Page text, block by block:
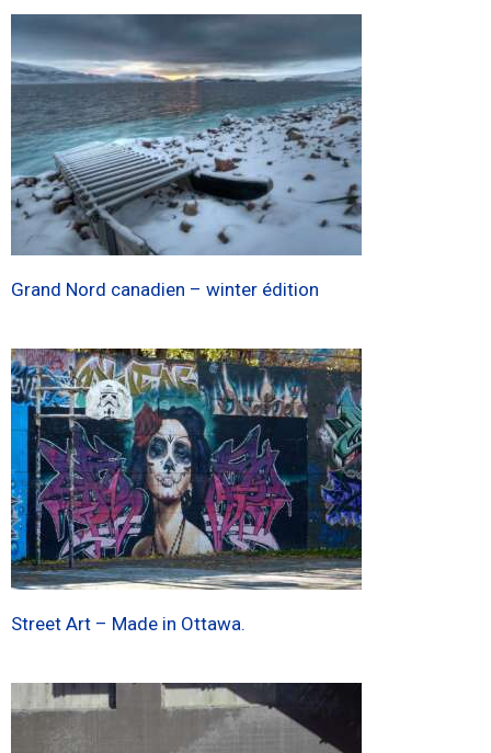
Grand Nord canadien – winter édition
Street Art – Made in Ottawa.